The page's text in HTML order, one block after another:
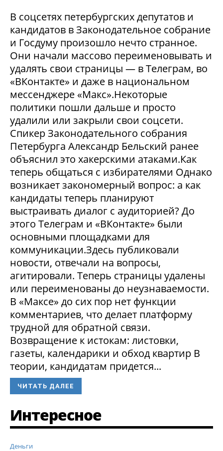
В соцсетях петербургских депутатов и
кандидатов в Законодательное собрание
и Госдуму произошло нечто странное.
Они начали массово переименовывать и
удалять свои страницы — в Телеграм, во
«ВКонтакте» и даже в национальном
мессенджере «Макс».Некоторые
политики пошли дальше и просто
удалили или закрыли свои соцсети.
Спикер Законодательного собрания
Петербурга Александр Бельский ранее
объяснил это хакерскими атаками.Как
теперь общаться с избирателями Однако
возникает закономерный вопрос: а как
кандидаты теперь планируют
выстраивать диалог с аудиторией? До
этого Телеграм и «ВКонтакте» были
основными площадками для
коммуникации.Здесь публиковали
новости, отвечали на вопросы,
агитировали. Теперь страницы удалены
или переименованы до неузнаваемости.
В «Максе» до сих пор нет функции
комментариев, что делает платформу
трудной для обратной связи.
Возвращение к истокам: листовки,
газеты, календарики и обход квартир В
теории, кандидатам придется...
ЧИТАТЬ ДАЛЕЕ
Интересное
Деньги